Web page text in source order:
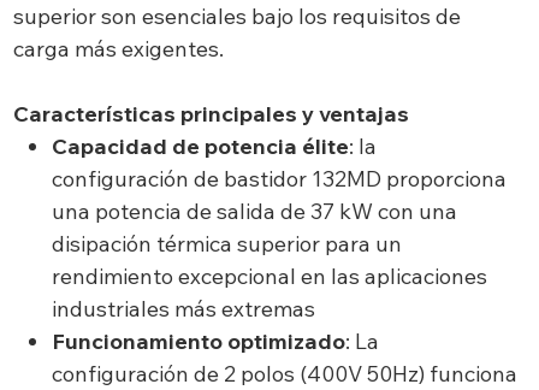
superior son esenciales bajo los requisitos de
carga más exigentes.
Características principales y ventajas
Capacidad de potencia élite: la
configuración de bastidor 132MD proporciona
una potencia de salida de 37 kW con una
disipación térmica superior para un
rendimiento excepcional en las aplicaciones
industriales más extremas
Funcionamiento optimizado: La
configuración de 2 polos (400V 50Hz) funciona